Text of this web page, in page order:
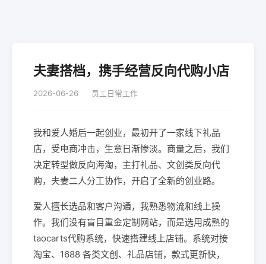
夫妻搭档，携手经营反向代购小店
2026-06-26 员工日常工作
我和爱人婚后一起创业，最初开了一家线下礼品
店，受电商冲击，生意日渐惨淡。商量之后，我们
决定转型做反向海淘，主打礼品、文创类反向代
购，夫妻二人分工协作，开启了全新的创业路。
爱人擅长选品和客户沟通，我熟悉物流和线上操
作。我们没有盲目重金定制网站，而是选用成熟的
taocarts代购系统，快速搭建线上店铺。系统对接
淘宝、1688 各类文创、礼品店铺，款式更新快，